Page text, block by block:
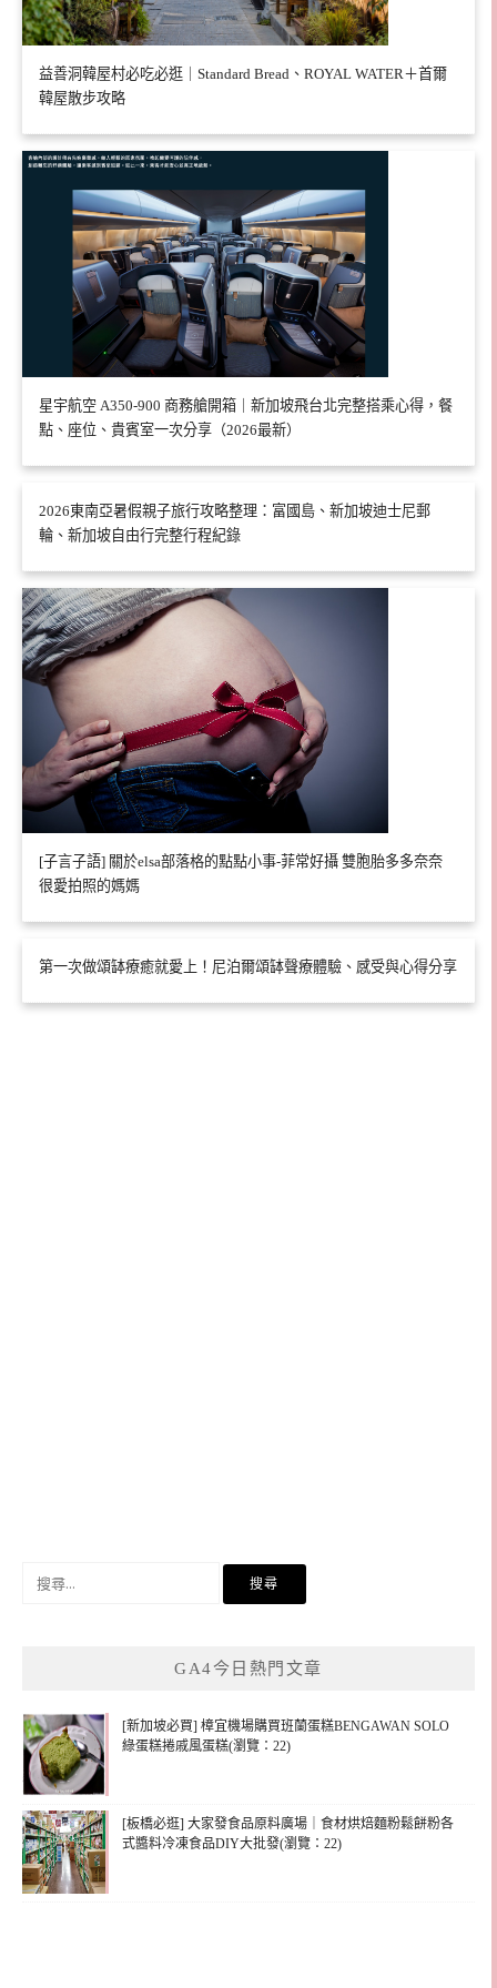
益善洞韓屋村必吃必逛｜Standard Bread、ROYAL WATER＋首爾
韓屋散步攻略
星宇航空 A350-900 商務艙開箱｜新加坡飛台北完整搭乘心得，餐
點、座位、貴賓室一次分享（2026最新）
2026東南亞暑假親子旅行攻略整理：富國島、新加坡迪士尼郵
輪、新加坡自由行完整行程紀錄
[子言子語] 關於elsa部落格的點點小事-菲常好攝 雙胞胎多多奈奈
很愛拍照的媽媽
第一次做頌缽療癒就愛上！尼泊爾頌缽聲療體驗、感受與心得分享
GA4今日熱門文章
[新加坡必買] 樟宜機場購買班蘭蛋糕BENGAWAN SOLO
綠蛋糕捲戚風蛋糕(瀏覽：22)
[板橋必逛] 大家發食品原料廣場｜食材烘焙麵粉鬆餅粉各
式醬料冷凍食品DIY大批發(瀏覽：22)